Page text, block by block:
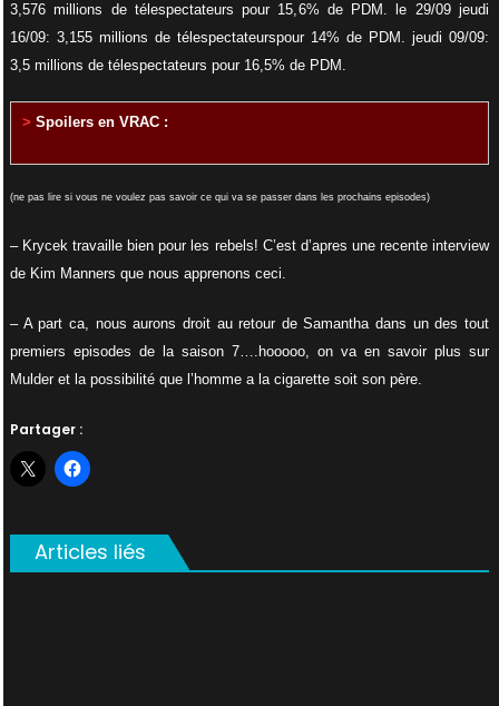
3,576 millions de télespectateurs pour 15,6% de PDM. le 29/09 jeudi
16/09: 3,155 millions de télespectateurspour 14% de PDM. jeudi 09/09:
3,5 millions de télespectateurs pour 16,5% de PDM.
> Spoilers en VRAC :
(ne pas lire si vous ne voulez pas savoir ce qui va se passer dans les prochains episodes)
– Krycek travaille bien pour les rebels! C’est d’apres une recente interview
de Kim Manners que nous apprenons ceci.
– A part ca, nous aurons droit au retour de Samantha dans un des tout
premiers episodes de la saison 7….hooooo, on va en savoir plus sur
Mulder et la possibilité que l’homme a la cigarette soit son père.
Partager :
Articles liés